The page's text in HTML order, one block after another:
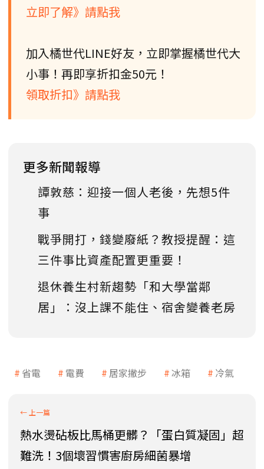
立即了解》請點我
加入橘世代LINE好友，立即掌握橘世代大
小事！再即享折扣金50元！
領取折扣》請點我
更多新聞報導
譚敦慈：迎接一個人老後，先想5件
事
戰爭開打，錢變廢紙？教授提醒：這
三件事比資產配置更重要！
退休養生村新趨勢「和大學當鄰
居」：沒上課不能住、宿舍變養老房
省電 電費 居家撇步 冰箱 冷氣
熱水燙砧板比馬桶更髒？「蛋白質凝固」超
難洗！3個壞習慣害廚房細菌暴增